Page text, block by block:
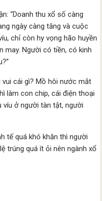
“Doanh thu xổ số càng
ngày càng tăng và cuộc
chỉ còn hy vọng hão huyền
may. Người có tiền, có kinh
cái gì? Mồ hôi nước mắt
làm con chip, cái điện thoại
víu ở người tàn tật, người
tế quá khó khăn thì người
trúng quá ít ỏi nên ngành xổ